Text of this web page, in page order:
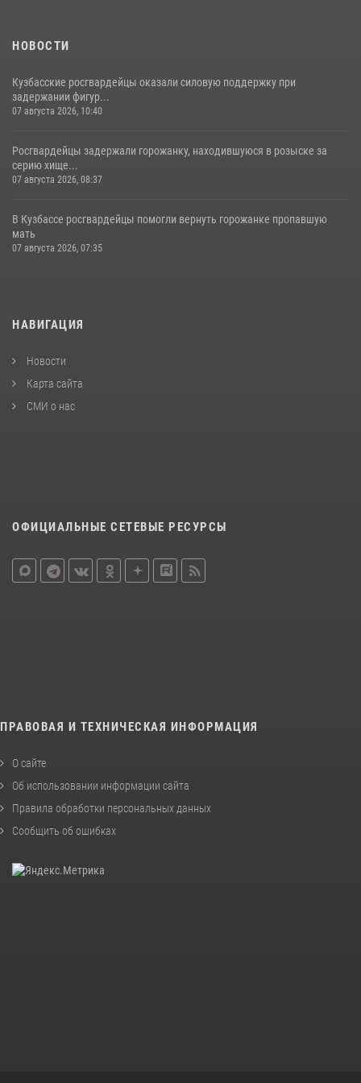
НОВОСТИ
Кузбасские росгвардейцы оказали силовую поддержку при
задержании фигур...
07 августа 2026, 10:40
Росгвардейцы задержали горожанку, находившуюся в розыске за
серию хище...
07 августа 2026, 08:37
В Кузбассе росгвардейцы помогли вернуть горожанке пропавшую
мать
07 августа 2026, 07:35
НАВИГАЦИЯ
Новости
Карта сайта
СМИ о нас
ОФИЦИАЛЬНЫЕ СЕТЕВЫЕ РЕСУРСЫ
ПРАВОВАЯ И ТЕХНИЧЕСКАЯ ИНФОРМАЦИЯ
О сайте
Об использовании информации сайта
Правила обработки персональных данных
Сообщить об ошибках